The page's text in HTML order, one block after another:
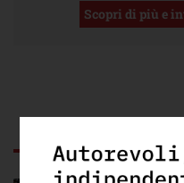
Scopri di più e